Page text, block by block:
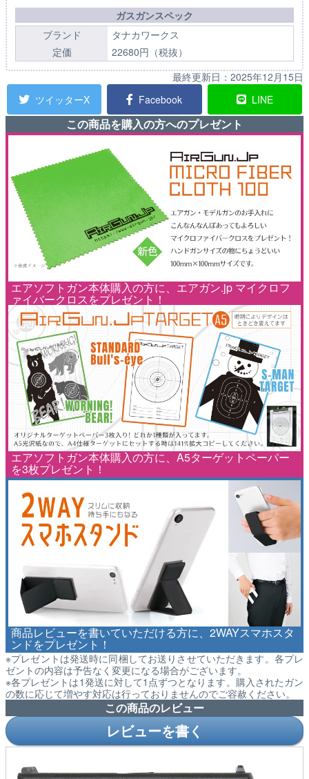
ガスガンスペック
ブランド
タナカワークス
定価
22680円（税抜）
最終更新日： 2025年12月15日
ツイッターX
Facebook LINE
この商品を購入の方へのプレゼント
エアソフトガン本体購入の方に、エアガン.jp マイクロフ
ァイバークロスをプレゼント！
エアソフトガン本体購入の方に、A5ターゲットペーパー
を3枚プレゼント！
商品レビューを書いていただける方に、2WAYスマホスタ
ンドをプレゼント！
※プレゼントは発送時に同梱してお送りさせていただきます。各プレ
ゼントの内容は予告なく変更になる場合がございます。
※各プレゼントは1発送に対して1点ずつとなります。購入されたガン
の数に応じて増やす対応は行っておりませんのでご容赦ください。
この商品のレビュー
レビューを書く